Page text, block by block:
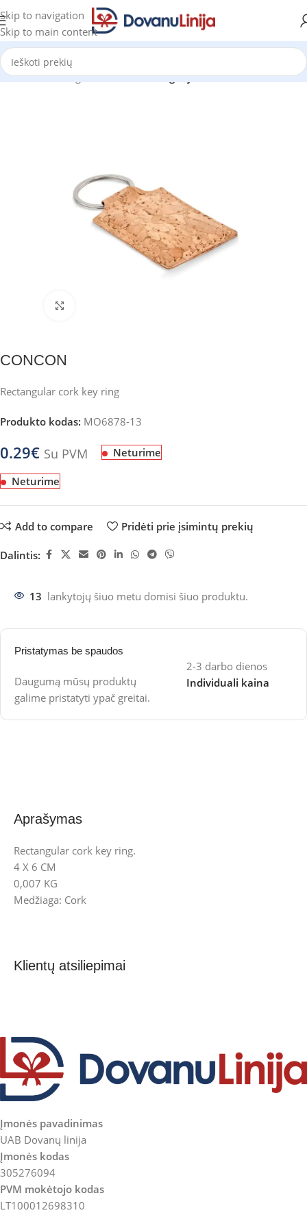
Skip to navigation
Skip to main content
Pradžia Katalogas Prekes be kategorijos
CONCON
Rectangular cork key ring
Produkto kodas: MO6878-13
0.29€ Su PVM Neturime
Neturime
Add to compare Pridėti prie įsimintų prekių
Dalintis:
13 lankytojų šiuo metu domisi šiuo produktu.
Pristatymas be spaudos
Daugumą mūsų produktų
galime pristatyti ypač greitai.
2-3 darbo dienos
Individuali kaina
Aprašymas
Rectangular cork key ring.
4 X 6 CM
0,007 KG
Medžiaga: Cork
Klientų atsiliepimai
Įmonės pavadinimas
UAB Dovanų linija
Įmonės kodas
305276094
PVM mokėtojo kodas
LT100012698310